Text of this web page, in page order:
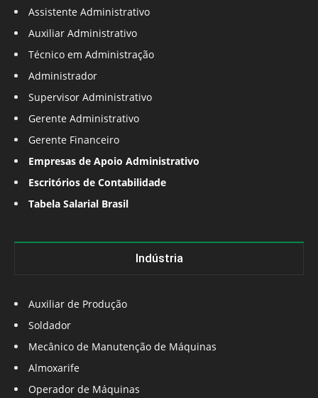
Assistente Administrativo
Auxiliar Administrativo
Técnico em Administração
Administrador
Supervisor Administrativo
Gerente Administrativo
Gerente Financeiro
Empresas de Apoio Administrativo
Escritórios de Contabilidade
Tabela Salarial Brasil
Indústria
Auxiliar de Produção
Soldador
Mecânico de Manutenção de Máquinas
Almoxarife
Operador de Máquinas